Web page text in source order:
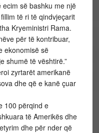
ecim së bashku me një
të ri të qindvjeçarit
Kryeministri Rama.
për të kontribuar,
ekonomisë së
shumë të vështirë.”
zyrtarët amerikanë
dhe që e kanë çuar
100 përqind e
të Amerikës dhe
dhe për nder që